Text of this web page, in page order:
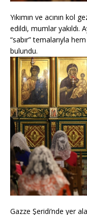
Yıkımın ve acının kol
edildi, mumlar yakıldı.
“sabır” temalarıyla
bulundu.
Gazze Şeridi’nde yer